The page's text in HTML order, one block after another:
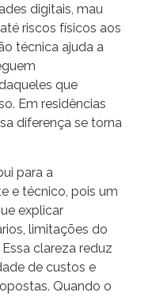
digitais, mau
riscos físicos aos
técnica ajuda a
que
Em residências
diferença se torna
para a
e técnico, pois um
explicar
limitações do
clareza reduz
de custos e
Quando o